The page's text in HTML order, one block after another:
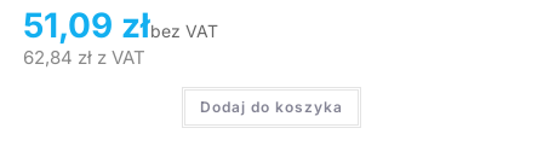
51,09 złbez VAT
62,84 złz VAT
Dodaj do koszyka